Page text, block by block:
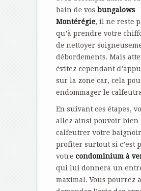
bain de vos bungalows
Montérégie, il ne reste
qu’à prendre votre
de nettoyer
débordements. Mais
évitez cependant
sur la zone car, cela
endommager le
En suivant ces étapes,
allez ainsi pouvoir bien
calfeutrer votre
profiter surtout si c’est
votre condominium à
qui lui donnera un
maximal. Vous pourrez